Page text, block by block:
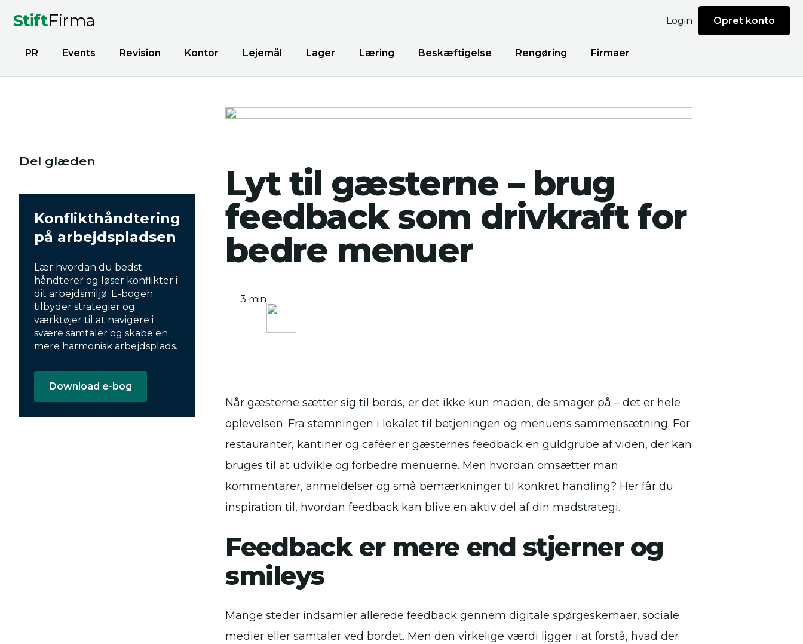
StiftFirma
PR Events Revision Kontor Lejemål Lager Læring Beskæftigelse Rengøring Firmaer
Login Opret konto
Lyt til gæsterne – brug
feedback som drivkraft for
bedre menuer
3 min
Når gæsterne sætter sig til bords, er det ikke kun maden, de smager på – det er hele
oplevelsen. Fra stemningen i lokalet til betjeningen og menuens sammensætning. For
restauranter, kantiner og caféer er gæsternes feedback en guldgrube af viden, der kan
bruges til at udvikle og forbedre menuerne. Men hvordan omsætter man
kommentarer, anmeldelser og små bemærkninger til konkret handling? Her får du
inspiration til, hvordan feedback kan blive en aktiv del af din madstrategi.
Feedback er mere end stjerner og
smileys
Mange steder indsamler allerede feedback gennem digitale spørgeskemaer, sociale
medier eller samtaler ved bordet. Men den virkelige værdi ligger i at forstå, hvad der
Del glæden
Konflikthåndtering
på arbejdspladsen
Lær hvordan du bedst
håndterer og løser konflikter i
dit arbejdsmiljø. E-bogen
tilbyder strategier og
værktøjer til at navigere i
svære samtaler og skabe en
mere harmonisk arbejdsplads.
Download e-bog